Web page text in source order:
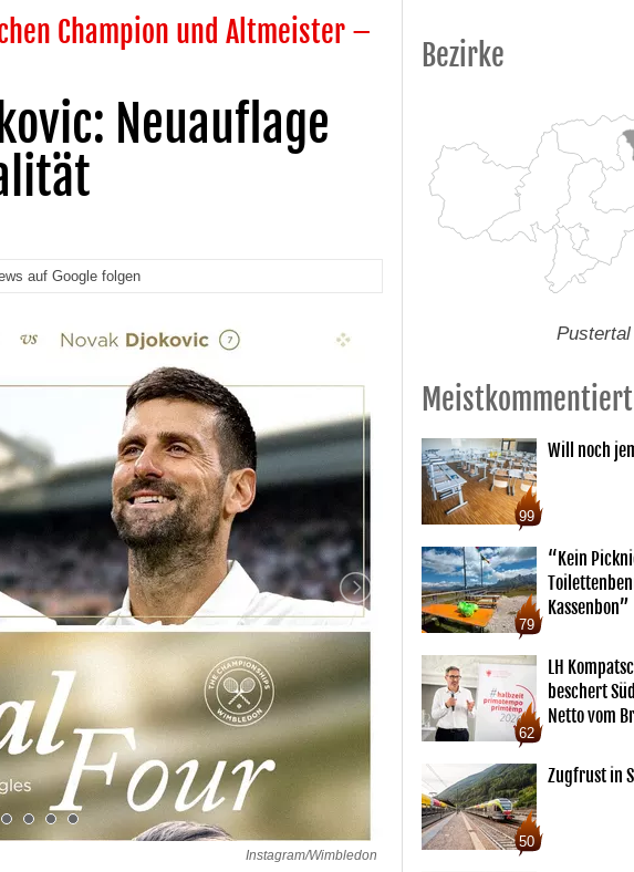
Champion und Altmeister –
Neuauflage
auf Google folgen
Instagram/Wimbledon
Bezirke
Pustertal
Meistkommentiert
99
Will noch
79
“Kein
Kassenbon”
62
LH
beschert
Netto vom
50
Zugfrust in